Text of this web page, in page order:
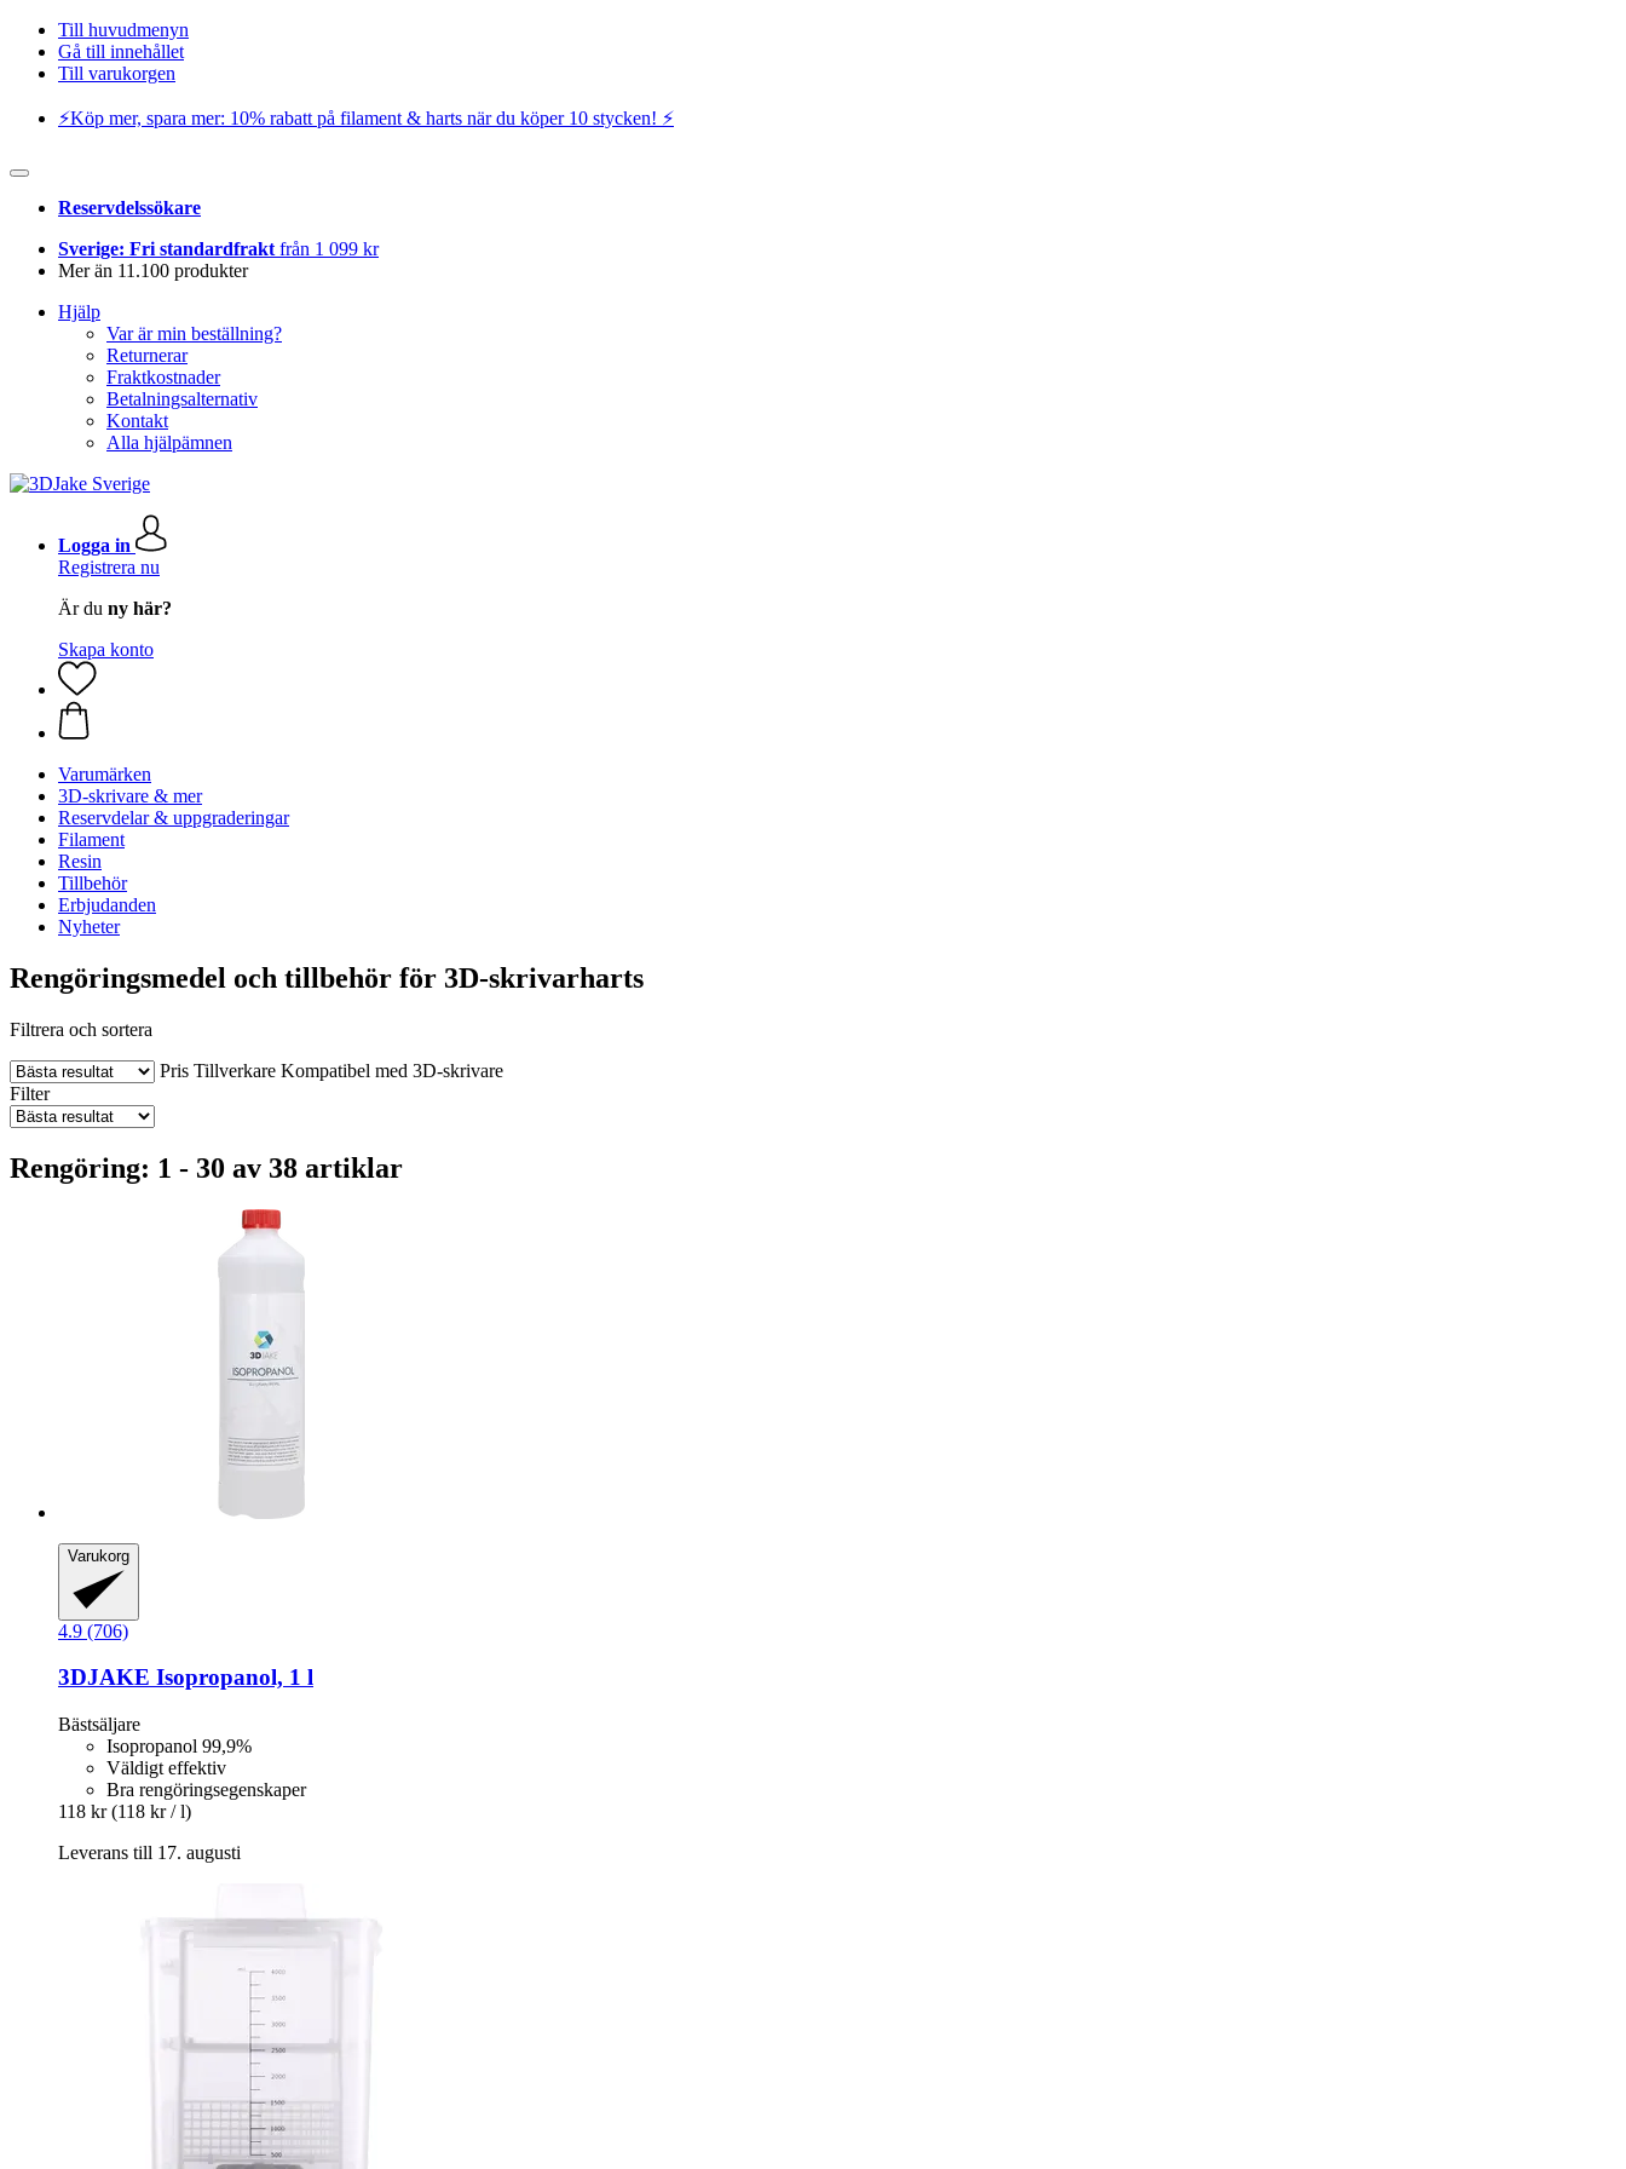
Till huvudmenyn
Gå till innehållet
Till varukorgen
⚡️Köp mer, spara mer: 10% rabatt på filament & harts när du köper 10 stycken! ⚡️
Reservdelssökare
Sverige: Fri standardfrakt från 1 099 kr
Mer än 11.100 produkter
Hjälp
Var är min beställning?
Returnerar
Fraktkostnader
Betalningsalternativ
Kontakt
Alla hjälpämnen
Logga in
Registrera nu
Är du ny här?
Skapa konto
Varumärken
3D-skrivare & mer
Reservdelar & uppgraderingar
Filament
Resin
Tillbehör
Erbjudanden
Nyheter
Rengöringsmedel och tillbehör för 3D-skrivarharts
Filtrera och sortera
Pris Tillverkare Kompatibel med 3D-skrivare
Filter
Rengöring: 1 - 30 av 38 artiklar
Varukorg
4.9 (706)
3DJAKE Isopropanol, 1 l
Bästsäljare
Isopropanol 99,9%
Väldigt effektiv
Bra rengöringsegenskaper
118 kr (118 kr / l)
Leverans till 17. augusti